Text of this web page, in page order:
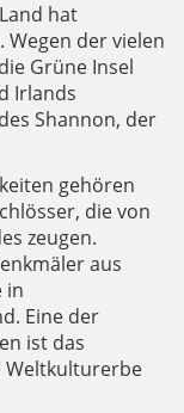
hat
Wegen der vielen
Grüne Insel
Irlands
Shannon, der
gehören
die von
zeugen.
aus
in
Eine der
ist das
Weltkulturerbe